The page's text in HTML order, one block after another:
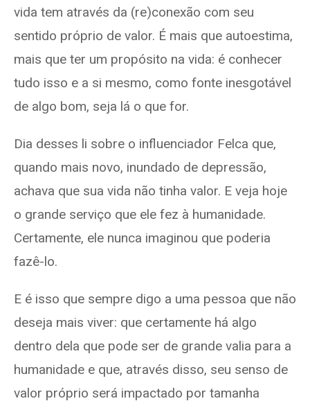
vida tem através da (re)conexão com seu
sentido próprio de valor. É mais que autoestima,
mais que ter um propósito na vida: é conhecer
tudo isso e a si mesmo, como fonte inesgotável
de algo bom, seja lá o que for.
Dia desses li sobre o influenciador Felca que,
quando mais novo, inundado de depressão,
achava que sua vida não tinha valor. E veja hoje
o grande serviço que ele fez à humanidade.
Certamente, ele nunca imaginou que poderia
fazê-lo.
E é isso que sempre digo a uma pessoa que não
deseja mais viver: que certamente há algo
dentro dela que pode ser de grande valia para a
humanidade e que, através disso, seu senso de
valor próprio será impactado por tamanha